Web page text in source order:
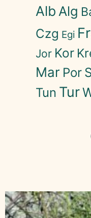
Alb Alg
Czg Egi
Jor Kor
Mar Por
Tun Tur